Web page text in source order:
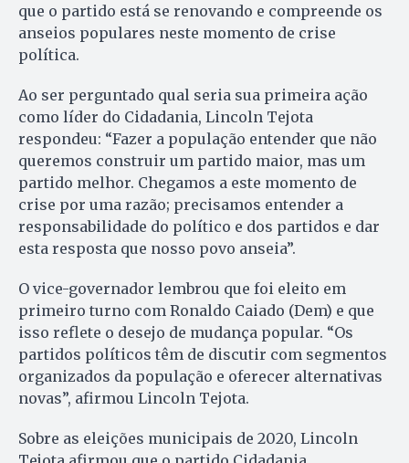
que o partido está se renovando e compreende os
anseios populares neste momento de crise
política.
Ao ser perguntado qual seria sua primeira ação
como líder do Cidadania, Lincoln Tejota
respondeu: “Fazer a população entender que não
queremos construir um partido maior, mas um
partido melhor. Chegamos a este momento de
crise por uma razão; precisamos entender a
responsabilidade do político e dos partidos e dar
esta resposta que nosso povo anseia”.
O vice-governador lembrou que foi eleito em
primeiro turno com Ronaldo Caiado (Dem) e que
isso reflete o desejo de mudança popular. “Os
partidos políticos têm de discutir com segmentos
organizados da população e oferecer alternativas
novas”, afirmou Lincoln Tejota.
Sobre as eleições municipais de 2020, Lincoln